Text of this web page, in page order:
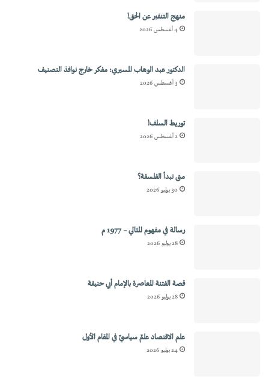
منهج التنفير عن الحق!
4 أغسطس 2026
الدكتور عبد الوهاب المسيري: مفكر خارج نوافذ التصنيف
3 أغسطس 2026
توريط السلف!
2 أغسطس 2026
متى تبدأ الفلسفة؟
30 يوليو 2026
رسالة في مفهوم المثالي – 1977 م
28 يوليو 2026
قصة الفتنة المعاصرة بالإمام أبي حنيفة
28 يوليو 2026
علم الاقتصاد علمٌ سياسيٌ في المقام الأول
24 يوليو 2026